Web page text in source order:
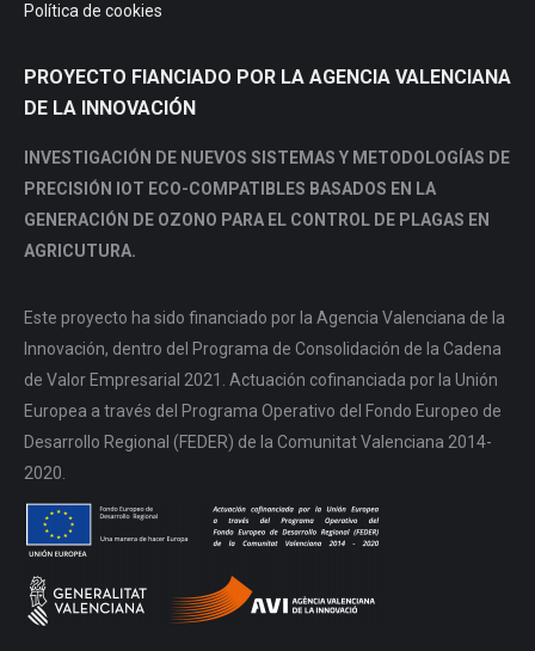
Política de cookies
PROYECTO FIANCIADO POR LA AGENCIA VALENCIANA
DE LA INNOVACIÓN
INVESTIGACIÓN DE NUEVOS SISTEMAS Y METODOLOGÍAS DE
PRECISIÓN IOT ECO-COMPATIBLES BASADOS EN LA
GENERACIÓN DE OZONO PARA EL CONTROL DE PLAGAS EN
AGRICUTURA.
Este proyecto ha sido financiado por la Agencia Valenciana de la
Innovación, dentro del Programa de Consolidación de la Cadena
de Valor Empresarial 2021. Actuación cofinanciada por la Unión
Europea a través del Programa Operativo del Fondo Europeo de
Desarrollo Regional (FEDER) de la Comunitat Valenciana 2014-
2020.